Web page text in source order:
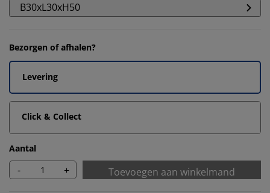
B30xL30xH50
Bezorgen of afhalen?
Levering
Click & Collect
Aantal
- + Toevoegen aan winkelmand